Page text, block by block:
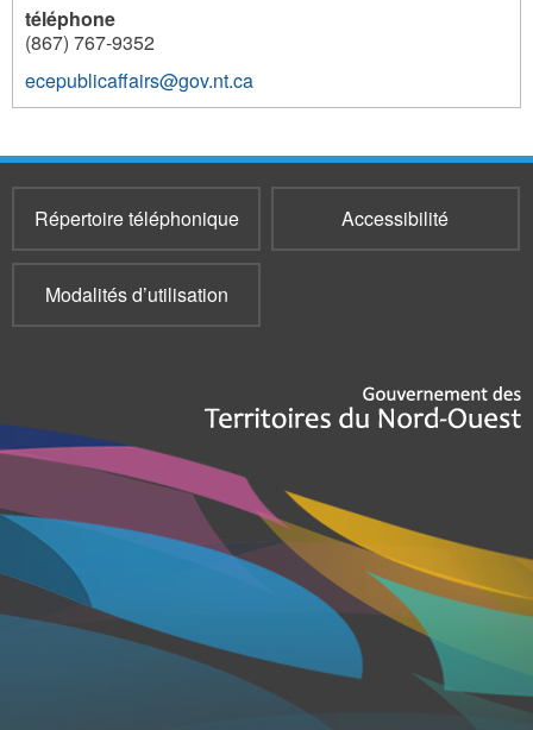
téléphone
(867) 767-9352
ecepublicaffairs@gov.nt.ca
3124
Répertoire téléphonique Accessibilité
Modalités d’utilisation